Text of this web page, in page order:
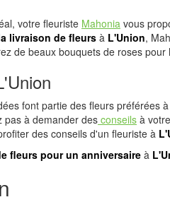
votre fleuriste Mahonia vous
livraison de fleurs à L'Union,
de beaux bouquets de roses pour
font partie des fleurs préférées
pas à demander des conseils à
des conseils d'un fleuriste à
fleurs pour un anniversaire à